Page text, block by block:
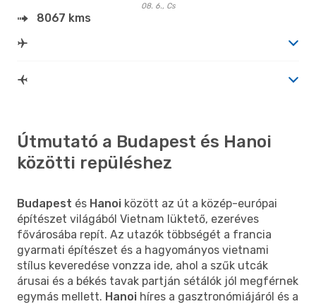
08. 6., Cs
8067 kms
Útmutató a Budapest és Hanoi
közötti repüléshez
Budapest és Hanoi között az út a közép-európai
építészet világából Vietnam lüktető, ezeréves
fővárosába repít. Az utazók többségét a francia
gyarmati építészet és a hagyományos vietnami
stílus keveredése vonzza ide, ahol a szűk utcák
árusai és a békés tavak partján sétálók jól megférnek
egymás mellett. Hanoi híres a gasztronómiájáról és a